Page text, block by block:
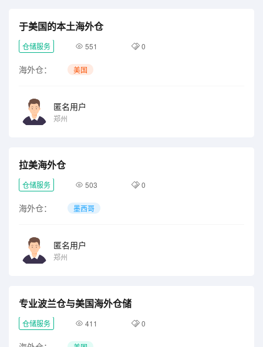
于美国的本土海外仓
仓储服务 551 0
海外仓： 美国
匿名用户
郑州
拉美海外仓
仓储服务 503 0
海外仓： 墨西哥
匿名用户
郑州
专业波兰仓与美国海外仓储
仓储服务 411 0